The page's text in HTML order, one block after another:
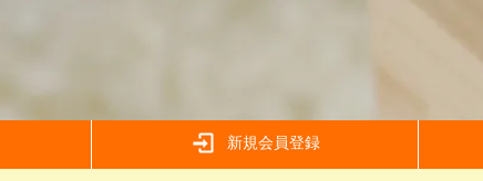
新規会員登録